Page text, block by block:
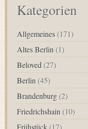
Kategorien
Allgemeines (171)
Altes Berlin (1)
Beloved (27)
Berlin (45)
Brandenburg (2)
Friedrichshain (10)
Frühstück (17)